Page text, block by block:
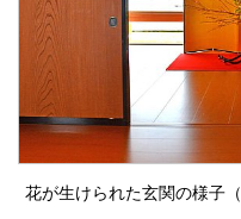
花が生けられた玄関の様子（